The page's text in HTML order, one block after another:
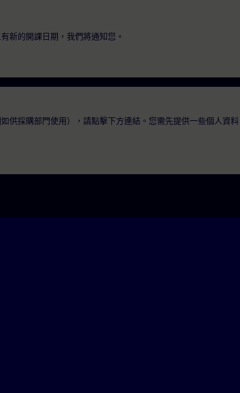
新的開課日期，我們將通知您。
供採購部門使用），請點擊下方連結。您需先提供一些個人資